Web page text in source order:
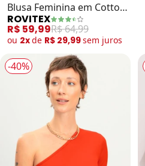
Blusa Feminina em Cotton
Leve (Vermelho)
ROVITEX
R$ 59,99R$ 64,99
ou 2xde R$ 29,99sem juros
-40%